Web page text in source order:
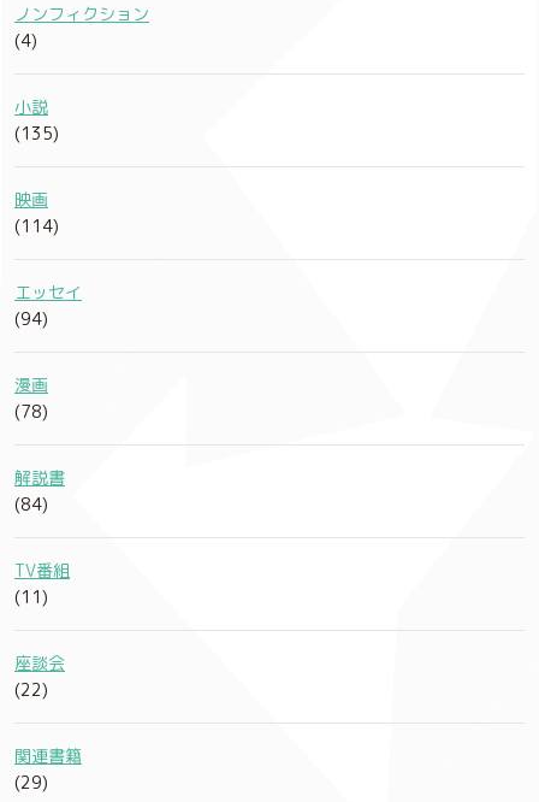
ノンフィクション
(4)
小説
(135)
映画
(114)
エッセイ
(94)
漫画
(78)
解説書
(84)
TV番組
(11)
座談会
(22)
関連書籍
(29)